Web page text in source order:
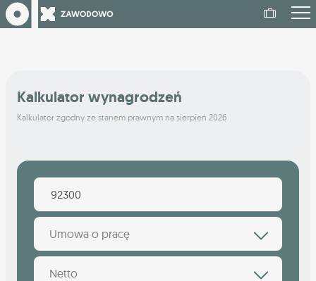
Kalkulator wynagrodzeń
Kalkulator zgodny ze stanem prawnym na sierpień 2026
Umowa o pracę
Netto